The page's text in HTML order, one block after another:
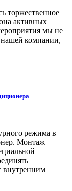
торжественное
активных
мы не
нашей компании,
режима в
Монтаж
внутренним